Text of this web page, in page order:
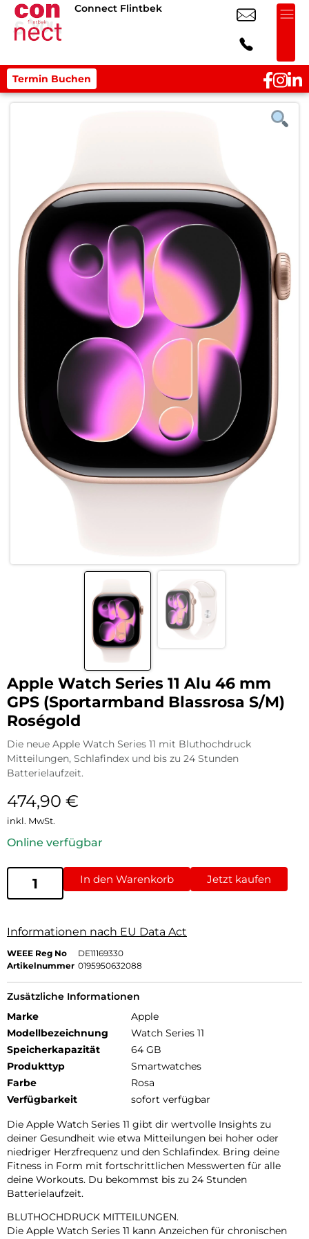
Connect Flintbek
Termin Buchen
Apple Watch Series 11 Alu 46 mm
GPS (Sportarmband Blassrosa S/M)
Roségold
Die neue Apple Watch Series 11 mit Bluthochdruck
Mitteilungen, Schlafindex und bis zu 24 Stunden
Batterielaufzeit.
474,90 €
inkl. MwSt.
Online verfügbar
In den Warenkorb Jetzt kaufen
Informationen nach EU Data Act
WEEE Reg No
DE11169330
Artikelnummer 0195950632088
Zusätzliche Informationen
Marke
Apple
Modellbezeichnung
Watch Series 11
Speicherkapazität
64 GB
Produkttyp
Smartwatches
Farbe
Rosa
Verfügbarkeit
sofort verfügbar
Die Apple Watch Series 11 gibt dir wertvolle Insights zu
deiner Gesundheit wie etwa Mitteilungen bei hoher oder
niedriger Herzfrequenz und den Schlafindex. Bring deine
Fitness in Form mit fortschrittlichen Messwerten für alle
deine Workouts. Du bekommst bis zu 24 Stunden
Batterielaufzeit.
BLUTHOCHDRUCK MITTEILUNGEN.
Die Apple Watch Series 11 kann Anzeichen für chronischen